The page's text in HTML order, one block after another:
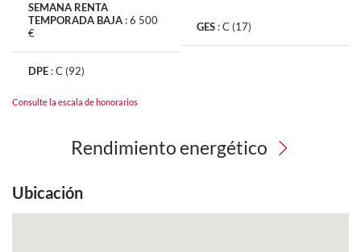
SEMANA RENTA
TEMPORADA BAJA :6 500
€
DPE :C (92)
GES :C (17)
Consulte la escala de honorarios
Rendimiento energético
Ubicación